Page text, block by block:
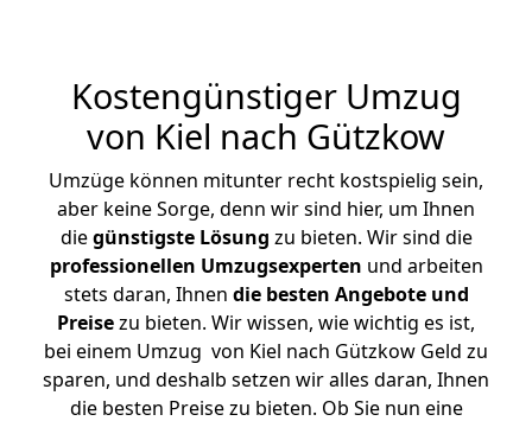
Kostengünstiger Umzug
von Kiel nach Gützkow
Umzüge können mitunter recht kostspielig sein,
aber keine Sorge, denn wir sind hier, um Ihnen
diegünstigste Lösung zu bieten. Wir sind die
professionellen Umzugsexperten und arbeiten
stets daran, Ihnen die besten Angebote und
Preisezu bieten. Wir wissen, wie wichtig es ist,
bei einem Umzug von Kiel nach Gützkow Geld zu
sparen, und deshalb setzen wir alles daran, Ihnen
die besten Preise zu bieten. Ob Sie nun eine